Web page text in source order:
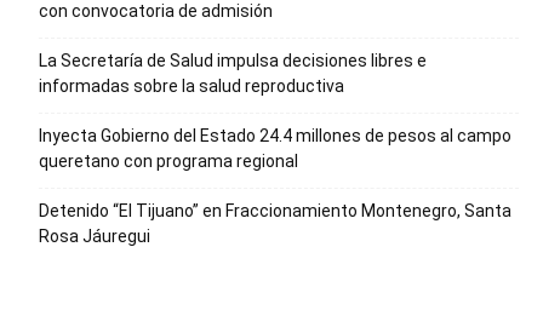
con convocatoria de admisión
La Secretaría de Salud impulsa decisiones libres e
informadas sobre la salud reproductiva
Inyecta Gobierno del Estado 24.4 millones de pesos al campo
queretano con programa regional
Detenido “El Tijuano” en Fraccionamiento Montenegro, Santa
Rosa Jáuregui